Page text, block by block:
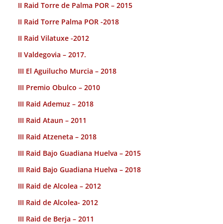
II Raid Torre de Palma POR – 2015
II Raid Torre Palma POR -2018
II Raid Vilatuxe -2012
II Valdegovia – 2017.
III El Aguilucho Murcia – 2018
III Premio Obulco – 2010
III Raid Ademuz – 2018
III Raid Ataun – 2011
III Raid Atzeneta – 2018
III Raid Bajo Guadiana Huelva – 2015
III Raid Bajo Guadiana Huelva – 2018
III Raid de Alcolea – 2012
III Raid de Alcolea- 2012
III Raid de Berja – 2011